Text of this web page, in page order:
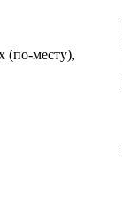
(по-месту),